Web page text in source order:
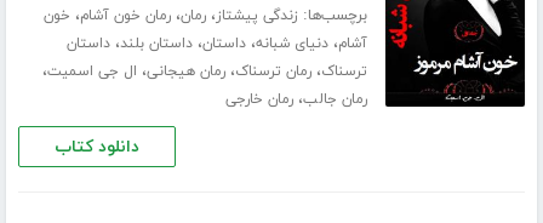
برچسب‌ها: زندگی پیشتاز،رمان،رمان خون آشام، خون
آشام،دنیای شبانه،داستان،داستان بلند،داستان
ترسناک،رمان ترسناک،رمان هیجانی، ال جی اسمیت،
رمان جالب،رمان خارجی
دانلود کتاب